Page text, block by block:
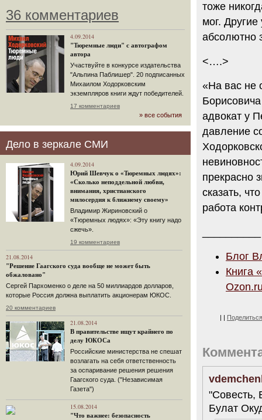
36 комментариев
4.09.2014
"Тюремные люди" с автографом
автора
Участвуйте в конкурсе издательства
"Альпина Паблишер". 20 подписанных
Михаилом Ходорковским
экземпляров книги ждут победителей.
17 комментариев
» все события
Дело в зеркале СМИ
4.09.2014
Юрий Шевчук о «Тюремных людях»:
«Сколько неподдельной любви,
внимания, христианского
милосердия к ближнему своему»
Владимир Жириновский о
«Тюремных людях»: «Эту книгу надо
сжечь».
19 комментариев
21.08.2014
"Решение Гаагского суда вообще не может быть
обжаловано"
Сергей Пархоменко о деле на 50 миллиардов долларов,
которые Россия должна выплатить акционерам ЮКОС.
20 комментариев
21.08.2014
В правительстве ищут крайнего по
делу ЮКОСа
Российские министерства не спешат
возлагать на себя ответственность
за оспаривание решения решения
Гаагского суда. ("Независимая
Газета")
15.08.2014
"Что важнее: безопасность
тоже
мог.
абсолютно
<….>
«На вас не
адвокат у
давление
прекрасно
сказать,
работа
Блог
Книга
| | Поделиться
"Совесть,
Булат